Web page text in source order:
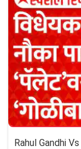
Rahul Gandhi